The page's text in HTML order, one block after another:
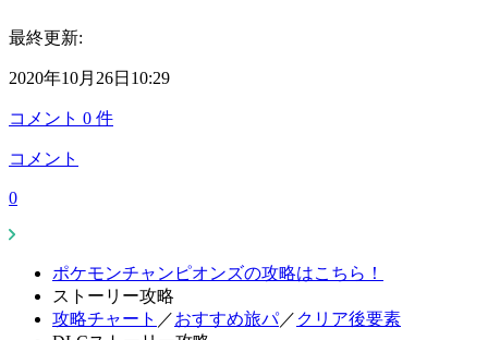
最終更新:
2020年10月26日10:29
コメント 0 件
コメント
0
ポケモンチャンピオンズの攻略はこちら！
ストーリー攻略
攻略チャート ／おすすめ旅パ／ クリア後要素